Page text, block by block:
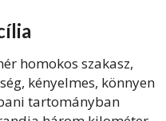
homokos szakasz,
kényelmes, könnyen
tartományban